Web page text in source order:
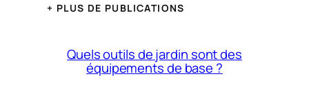
+ PLUS DE PUBLICATIONS
Quels outils de jardin sont des
équipements de base ?